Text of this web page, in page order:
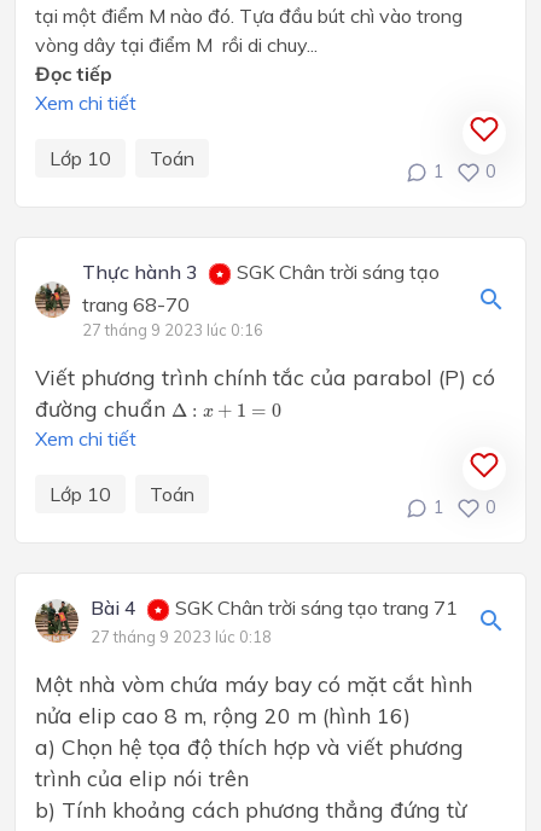
tại một điểm M nào đó. Tựa đầu bút chì vào trong
vòng dây tại điểm M rồi di chuy...
Đọc tiếp
Xem chi tiết
Lớp 10 Toán
1 0
Thực hành 3
SGK Chân trời sáng tạo
trang 68-70
27 tháng 9 2023 lúc 0:16
Viết phương trình chính tắc của parabol (P) có
đường chuẩn Δ : x + 1 = 0
Δ = 0
Xem chi tiết
Lớp 10 Toán
1 0
Bài 4 SGK Chân trời sáng tạo trang 71
27 tháng 9 2023 lúc 0:18
Một nhà vòm chứa máy bay có mặt cắt hình
nửa elip cao 8 m, rộng 20 m (hình 16)
a) Chọn hệ tọa độ thích hợp và viết phương
trình của elip nói trên
b) Tính khoảng cách phương thẳng đứng từ